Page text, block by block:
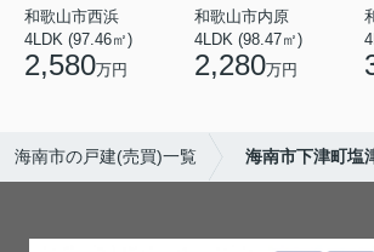
和歌山市西浜
4LDK (97.46㎡)
2,580万円
和歌山市内原
4LDK (98.47㎡)
2,280万円
海南市の戸建(売買)一覧 海南市下津町塩